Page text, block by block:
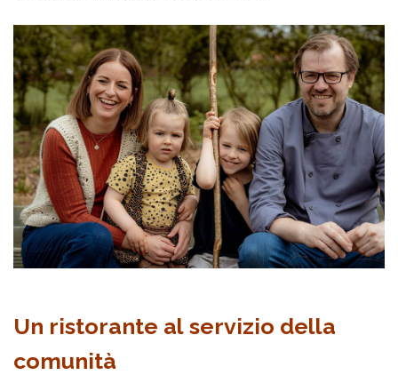
Un ristorante al servizio della
comunità